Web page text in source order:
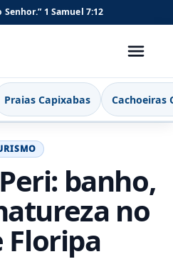
Senhor.” 1 Samuel 7:12
Praias Capixabas Cachoeiras
banho,
no
Floripa